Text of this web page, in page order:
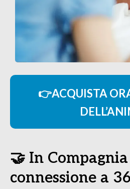
👉ACQUISTA
🤝 In
connessione a